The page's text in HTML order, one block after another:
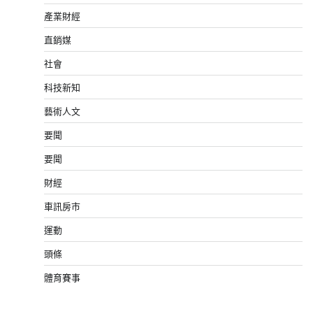
產業財經
直銷媒
社會
科技新知
藝術人文
要聞
要聞
財經
車訊房市
運動
頭條
體育賽事